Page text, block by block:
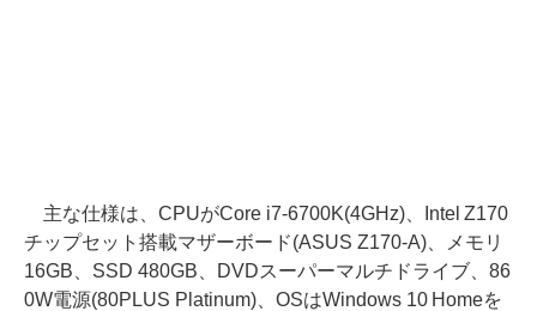
主な仕様は、CPUがCore i7-6700K(4GHz)、Intel Z170
チップセット搭載マザーボード(ASUS Z170-A)、メモリ
16GB、SSD 480GB、DVDスーパーマルチドライブ、86
0W電源(80PLUS Platinum)、OSはWindows 10 Homeを